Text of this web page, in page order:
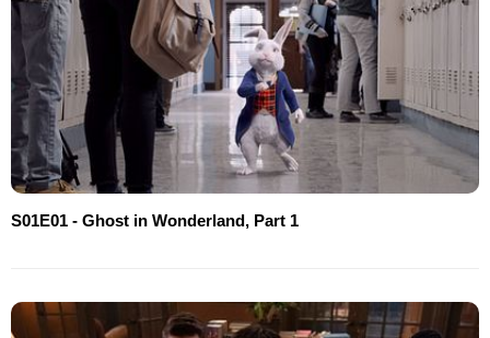
S01E01 - Ghost in Wonderland, Part 1